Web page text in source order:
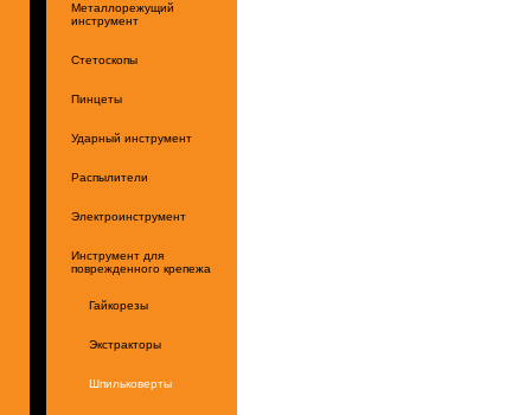
Металлорежущий
инструмент
Стетоскопы
Пинцеты
Ударный инструмент
Распылители
Электроинструмент
Инструмент для
поврежденного крепежа
Гайкорезы
Экстракторы
Шпильковерты